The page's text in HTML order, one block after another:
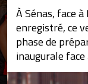
À Sénas, face
enregistré, ce
phase de
inaugurale face